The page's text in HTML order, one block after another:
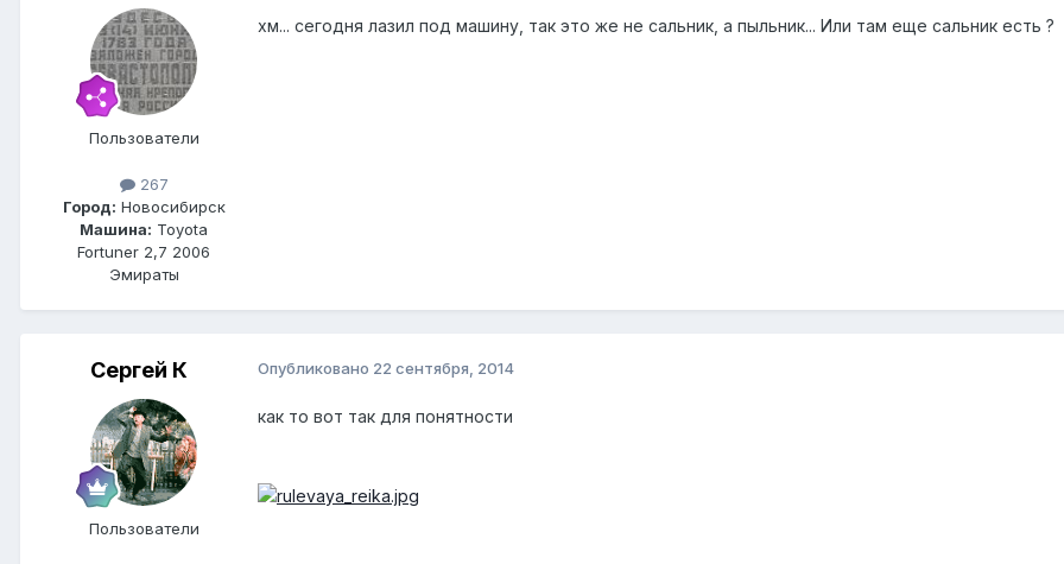
Пользователи
267
Город: Новосибирск
Машина: Toyota
Fortuner 2,7 2006
Эмираты
хм... сегодня лазил под машину, так это же не сальник, а пыльник... Или там еще сальник есть ?
Сергей К
Пользователи
Опубликовано 22 сентября, 2014
как то вот так для понятности